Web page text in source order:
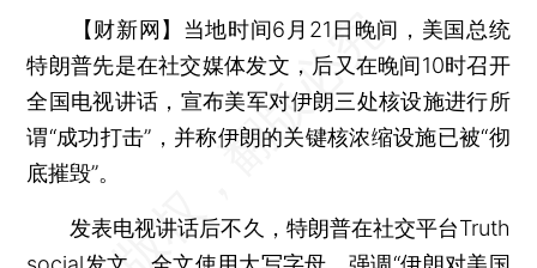
【财新网】 当地时间6月21日晚间，美国总统
特朗普先是在社交媒体发文，后又在晚间10时召开
全国电视讲话，宣布美军对伊朗三处核设施进行所
谓“成功打击”，并称伊朗的关键核浓缩设施已被“彻
底摧毁”。
发表电视讲话后不久，特朗普在社交平台Truth